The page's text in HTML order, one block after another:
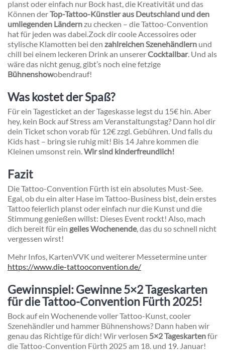
planst oder einfach nur Bock hast, die Kreativität und das
Können derTop-Tattoo-Künstler aus Deutschland und den
umliegenden Ländernzu checken – die Tattoo-Convention
hat für jeden was dabei.Zock dir coole Accessoires oder
stylische Klamotten bei den zahlreichen Szenehändlern und
chill bei einem leckeren Drink an unsererCocktailbar. Und als
wäre das nicht genug, gibt’s noch eine fetzige
Bühnenshowobendrauf!
Was kostet der Spaß?
Für ein Tagesticket an der Tageskasse legst du 15€ hin. Aber
hey, kein Bock auf Stress am Veranstaltungstag? Dann hol dir
dein Ticket schon vorab für 12€ zzgl. Gebühren. Und falls du
Kids hast – bring sie ruhig mit! Bis 14 Jahre kommen die
Kleinen umsonst rein.Wir sind kinderfreundlich!
Fazit
Die Tattoo-Convention Fürth ist ein absolutes Must-See.
Egal, ob du ein alter Hase im Tattoo-Business bist, dein erstes
Tattoo feierlich planst oder einfach nur die Kunst und die
Stimmung genießen willst: Dieses Event rockt! Also, mach
dich bereit für ein geiles Wochenende, das du so schnell nicht
vergessen wirst!
Mehr Infos, KartenVVK und weiterer Messetermine unter
https://www.die-tattooconvention.de/
Gewinnspiel: Gewinne 5×2 Tageskarten
für die Tattoo-Convention Fürth 2025!
Bock auf ein Wochenende voller Tattoo-Kunst, cooler
Szenehändler und hammer Bühnenshows? Dann haben wir
genau das Richtige für dich! Wir verlosen 5×2 Tageskartenfür
die Tattoo-Convention Fürth 2025 am 18. und 19. Januar!